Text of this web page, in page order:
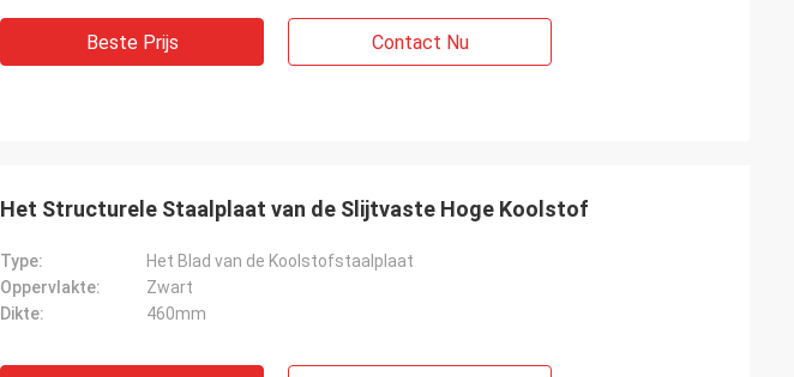
Beste Prijs Contact Nu
Het Structurele Staalplaat van de Slijtvaste Hoge Koolstof
Type:
Het Blad van de Koolstofstaalplaat
Oppervlakte:
Zwart
Dikte:
460mm